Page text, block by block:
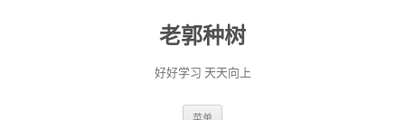
老郭种树
好好学习 天天向上